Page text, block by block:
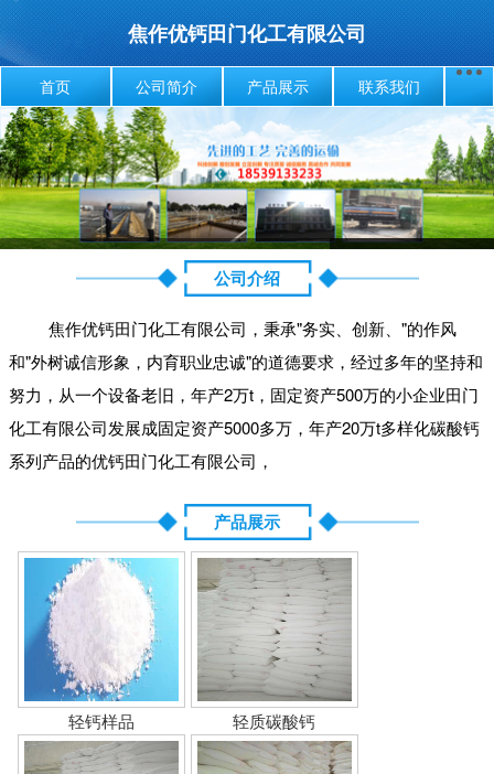
焦作优钙田门化工有限公司
首页 公司简介 产品展示 联系我们
公司介绍
焦作优钙田门化工有限公司，秉承"务实、创新、"的作风
和"外树诚信形象，内育职业忠诚"的道德要求，经过多年的坚持和
努力，从一个设备老旧，年产2万t，固定资产500万的小企业田门
化工有限公司发展成固定资产5000多万，年产20万t多样化碳酸钙
系列产品的优钙田门化工有限公司，
产品展示
轻钙样品 轻质碳酸钙